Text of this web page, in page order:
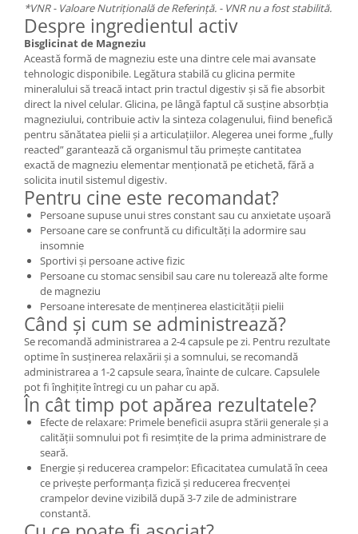
*VNR - Valoare Nutrițională de Referință. - VNR nu a fost stabilită.
Despre ingredientul activ
Bisglicinat de Magneziu
Această formă de magneziu este una dintre cele mai avansate
tehnologic disponibile. Legătura stabilă cu glicina permite
mineralului să treacă intact prin tractul digestiv și să fie absorbit
direct la nivel celular. Glicina, pe lângă faptul că susține absorbția
magneziului, contribuie activ la sinteza colagenului, fiind benefică
pentru sănătatea pielii și a articulațiilor. Alegerea unei forme „fully
reacted” garantează că organismul tău primește cantitatea
exactă de magneziu elementar menționată pe etichetă, fără a
solicita inutil sistemul digestiv.
Pentru cine este recomandat?
Persoane supuse unui stres constant sau cu anxietate ușoară
Persoane care se confruntă cu dificultăți la adormire sau
insomnie
Sportivi și persoane active fizic
Persoane cu stomac sensibil sau care nu tolerează alte forme
de magneziu
Persoane interesate de menținerea elasticității pielii
Când și cum se administrează?
Se recomandă administrarea a 2-4 capsule pe zi. Pentru rezultate
optime în susținerea relaxării și a somnului, se recomandă
administrarea a 1-2 capsule seara, înainte de culcare. Capsulele
pot fi înghițite întregi cu un pahar cu apă.
În cât timp pot apărea rezultatele?
Efecte de relaxare: Primele beneficii asupra stării generale și a
calității somnului pot fi resimțite de la prima administrare de
seară.
Energie și reducerea crampelor: Eficacitatea cumulată în ceea
ce privește performanța fizică și reducerea frecvenței
crampelor devine vizibilă după 3-7 zile de administrare
constantă.